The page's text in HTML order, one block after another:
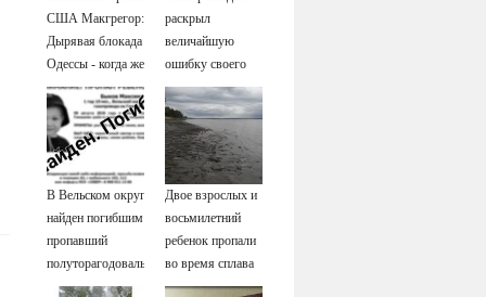
США Макгрегор:
Дырявая блокада
Одессы - когда же
в командовании
ВМФ России за
это полетят
головы?
раскрыл
величайшую
ошибку своего
отца: бездействие
против Трампа
В Вельском округе
найден погибшим
пропавший
полуторагодовалый
ребёнок
Двое взрослых и
восьмилетний
ребенок пропали
во время сплава
по реке